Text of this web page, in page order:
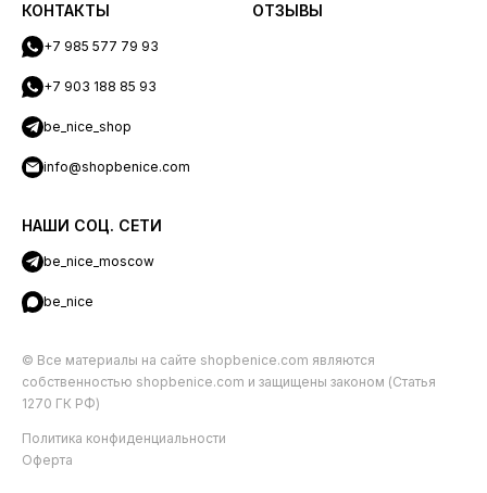
КОНТАКТЫ
+7 985 577 79 93
+7 903 188 85 93
be_nice_shop
info@shopbenice.com
НАШИ СОЦ. СЕТИ
be_nice_moscow
be_nice
ОТЗЫВЫ
© Все материалы на сайте shopbenice.com являются
собственностью shopbenice.com и защищены законом (Статья
1270 ГК РФ)
Политика конфиденциальности
Оферта